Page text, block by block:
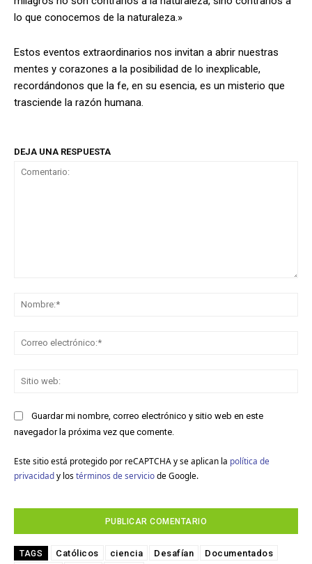
lo que conocemos de la naturaleza.»
Estos eventos extraordinarios nos invitan a abrir nuestras
mentes y corazones a la posibilidad de lo inexplicable,
recordándonos que la fe, en su esencia, es un misterio que
trasciende la razón humana.
DEJA UNA RESPUESTA
Guardar mi nombre, correo electrónico y sitio web en este
navegador la próxima vez que comente.
Este sitio está protegido por reCAPTCHA y se aplican la política de
privacidady los términos de serviciode Google.
TAGS Católicos ciencia Desafían
Documentados